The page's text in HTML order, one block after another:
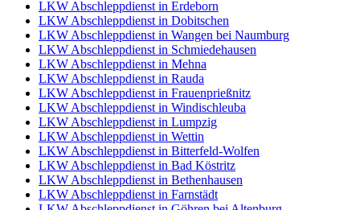
LKW Abschleppdienst in Erdeborn
LKW Abschleppdienst in Dobitschen
LKW Abschleppdienst in Wangen bei Naumburg
LKW Abschleppdienst in Schmiedehausen
LKW Abschleppdienst in Mehna
LKW Abschleppdienst in Rauda
LKW Abschleppdienst in Frauenprießnitz
LKW Abschleppdienst in Windischleuba
LKW Abschleppdienst in Lumpzig
LKW Abschleppdienst in Wettin
LKW Abschleppdienst in Bitterfeld-Wolfen
LKW Abschleppdienst in Bad Köstritz
LKW Abschleppdienst in Bethenhausen
LKW Abschleppdienst in Farnstädt